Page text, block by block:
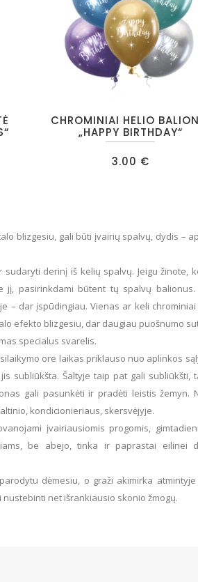
may
chosen
on
the
product
page
CHROMINIAI HELIO
„HAPPY BIRTHDAY“
3.00 €
blizgesiu, gali būti įvairių spalvų, dydis –
derinį iš kelių spalvų. Jeigu žinote,
jį, pasirinkdami būtent tų spalvų balionus.
– dar įspūdingiau. Vienas ar keli chrominiai
efekto blizgesiu, dar daugiau puošnumo
specialus svarelis.
ore laikas priklauso nuo aplinkos
subliūkšta. Šaltyje taip pat gali subliūkšti,
gali pasunkėti ir pradėti leistis žemyn.
kondicionieriaus, skersvėjyje.
įvairiausiomis progomis,
be abejo, tinka ir paprastai eilinei
dėmesiu, o graži akimirka atmintyje
net išrankiausio skonio žmogų.